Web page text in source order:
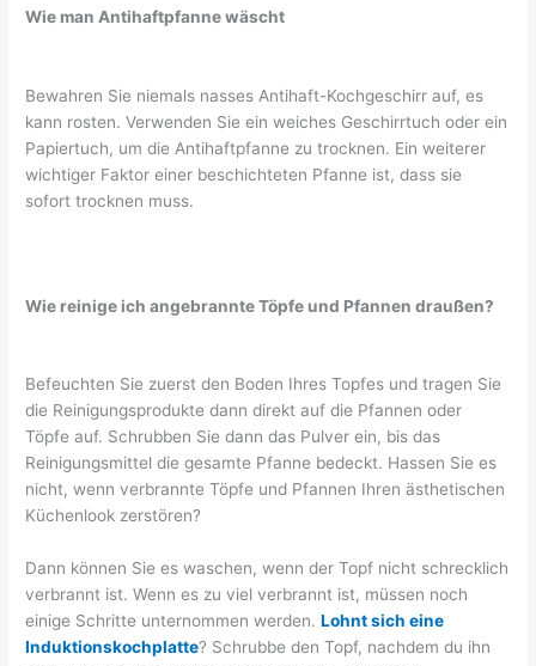
Wie man Antihaftpfanne wäscht
Bewahren Sie niemals nasses Antihaft-Kochgeschirr auf, es
kann rosten. Verwenden Sie ein weiches Geschirrtuch oder ein
Papiertuch, um die Antihaftpfanne zu trocknen. Ein weiterer
wichtiger Faktor einer beschichteten Pfanne ist, dass sie
sofort trocknen muss.
Wie reinige ich angebrannte Töpfe und Pfannen draußen?
Befeuchten Sie zuerst den Boden Ihres Topfes und tragen Sie
die Reinigungsprodukte dann direkt auf die Pfannen oder
Töpfe auf. Schrubben Sie dann das Pulver ein, bis das
Reinigungsmittel die gesamte Pfanne bedeckt. Hassen Sie es
nicht, wenn verbrannte Töpfe und Pfannen Ihren ästhetischen
Küchenlook zerstören?
Dann können Sie es waschen, wenn der Topf nicht schrecklich
verbrannt ist. Wenn es zu viel verbrannt ist, müssen noch
einige Schritte unternommen werden.Lohnt sich eine
Induktionskochplatte? Schrubbe den Topf, nachdem du ihn